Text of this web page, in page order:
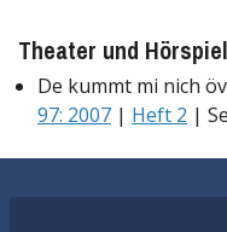
Theater und
De kummt mi nich
97: 2007 | Heft 2 |